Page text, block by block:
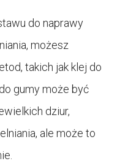
do naprawy
możesz
takich jak klej do
gumy może być
dziur,
ale może to